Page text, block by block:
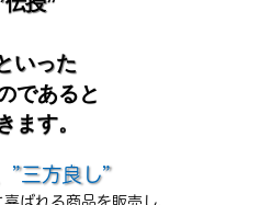
いった
であると
ます。
”三方良し”
ばれる商品を販売し、